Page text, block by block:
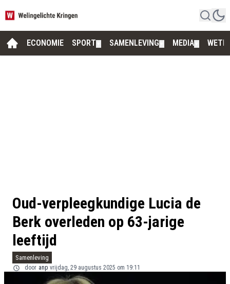
ECONOMIE SPORT SAMENLEVING MEDIA
Oud-verpleegkundige Lucia de
Berk overleden op 63-jarige
leeftijd
Samenleving
door anp vrijdag, 29 augustus 2025 om 19:11